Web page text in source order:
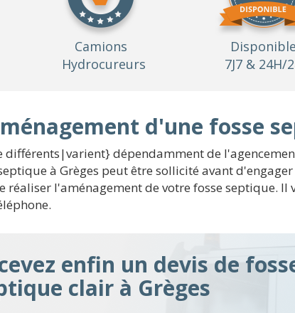
Camions
Hydrocureurs
Disponible
7J7 & 24H/
d'une fosse
différents|varient} dépendamment de
à Grèges peut être sollicité avant
réaliser l'aménagement de votre fosse septique.
enfin un devis de
clair à Grèges